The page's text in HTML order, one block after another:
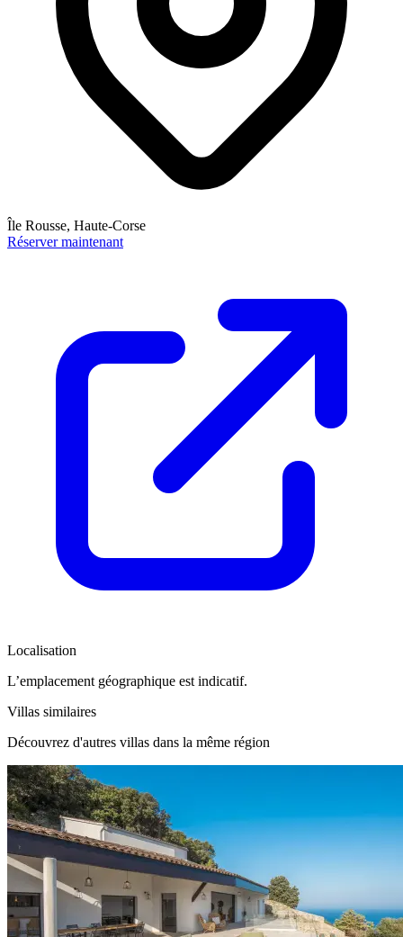
Île Rousse, Haute-Corse
Réserver maintenant
Localisation
Villa Faturo
+
−
L’emplacement géographique est indicatif.
Villas similaires
Découvrez d'autres villas dans la même région